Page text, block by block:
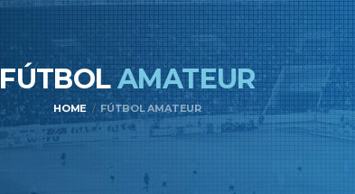
FÚTBOLAMATEUR
HOME FÚTBOL AMATEUR